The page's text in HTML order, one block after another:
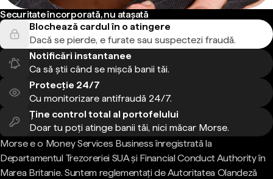
Securitate încorporată, nu atașată
Blochează cardul în o atingere
Dacă se pierde, e furate sau suspectezi fraudă.
Notificări instantanee
Ca să știi când se mișcă banii tăi.
Protecție 24/7
Cu monitorizare antifraudă 24/7.
Ține control total al portofelului
Doar tu poți atinge banii tăi, nici măcar Morse.
Morse e o Money Services Business înregistrată la
Departamentul Trezoreriei SUA și Financial Conduct Authority în
Marea Britanie. Suntem reglementați de Autoritatea Olandeză